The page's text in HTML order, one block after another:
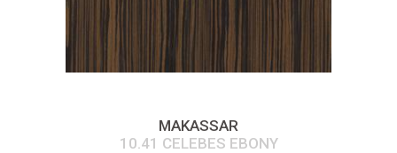
MAKASSAR
10.41 CELEBES EBONY